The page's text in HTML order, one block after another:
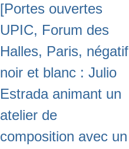
[Portes ouvertes
UPIC, Forum des
Halles, Paris, négatif
noir et blanc : Julio
Estrada animant un
atelier de
composition avec un